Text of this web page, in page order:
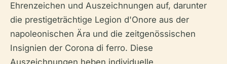
Ehrenzeichen und Auszeichnungen auf, darunter
die prestigeträchtige Legion d'Onore aus der
napoleonischen Ära und die zeitgenössischen
Insignien der Corona di ferro. Diese
Auszeichnungen heben individuelle